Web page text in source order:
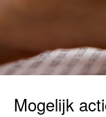
Mogelijk